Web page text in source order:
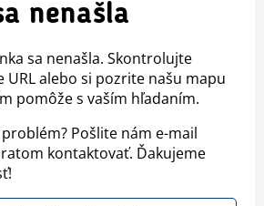
nenašla
sa nenašla. Skontrolujte
URL alebo si pozrite našu mapu
pomôže s vaším hľadaním.
Pošlite nám e-mail
kontaktovať. Ďakujeme